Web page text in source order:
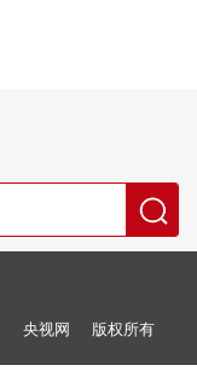
央视网 版权所有